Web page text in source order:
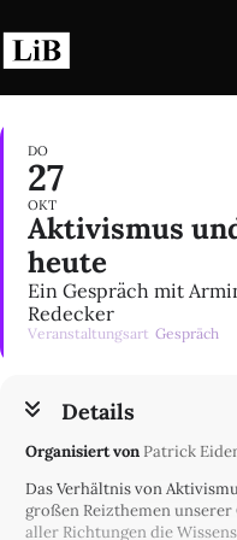
Inhalt
springen
DO
27
OKT
Aktivismus
heute
Ein Gespräch mit
Redecker
Veranstaltungsart Gespräch
Details
Organisiert von Patrick
Das Verhältnis von
großen Reizthemen
aller Richtungen die